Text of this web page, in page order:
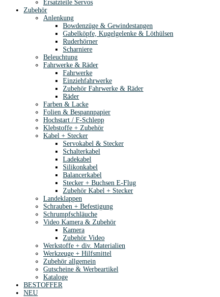
Ersatzteile Servos
Zubehör
Anlenkung
Bowdenzüge & Gewindestangen
Gabelköpfe, Kugelgelenke & Löthülsen
Ruderhörner
Scharniere
Beleuchtung
Fahrwerke & Räder
Fahrwerke
Einziehfahrwerke
Zubehör Fahrwerke & Räder
Räder
Farben & Lacke
Folien & Bespannpapier
Hochstart / F-Schlepp
Klebstoffe + Zubehör
Kabel + Stecker
Servokabel & Stecker
Schalterkabel
Ladekabel
Silikonkabel
Balancerkabel
Stecker + Buchsen E-Flug
Zubehör Kabel + Stecker
Landeklappen
Schrauben + Befestigung
Schrumpfschläuche
Video Kamera & Zubehör
Kamera
Zubehör Video
Werkstoffe + div. Materialien
Werkzeuge + Hilfsmittel
Zubehör allgemein
Gutscheine & Werbeartikel
Kataloge
BESTOFFER
NEU